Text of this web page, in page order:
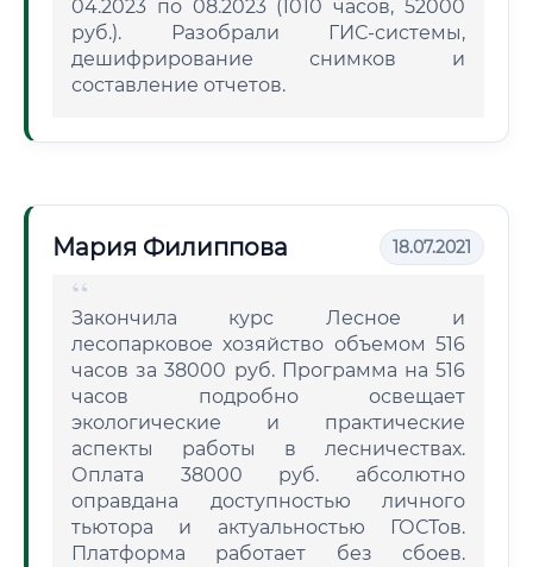
04.2023 по 08.2023 (1010 часов, 52000
руб.). Разобрали ГИС-системы,
дешифрирование снимков и
составление отчетов.
Мария Филиппова 18.07.2021
Закончила курс Лесное и
лесопарковое хозяйство объемом 516
часов за 38000 руб. Программа на 516
часов подробно освещает
экологические и практические
аспекты работы в лесничествах.
Оплата 38000 руб. абсолютно
оправдана доступностью личного
тьютора и актуальностью ГОСТов.
Платформа работает без сбоев.